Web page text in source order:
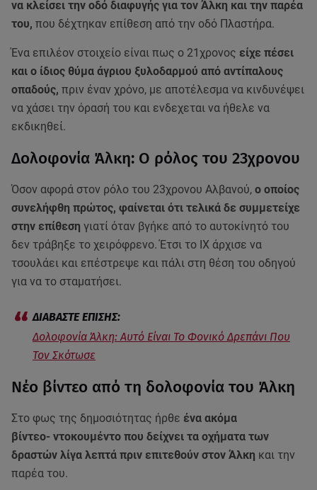
να κλείσει την οδό διαφυγής για τον Άλκη και την παρέα
του, που δέχτηκαν επίθεση από την οδό Πλαστήρα.
Ένα επιλέον στοιχείο είναι πως ο 21χρονος είχε πέσει
και ο ίδιος θύμα άγριου ξυλοδαρμού από αντίπαλους
οπαδούς, πριν έναν χρόνο, με αποτέλεσμα να κινδυνέψει
να χάσει την όρασή του και ενδεχεται να ήθελε να
εκδικηθεί.
Δολοφονία Άλκη: Ο ρόλος του 23χρονου
Όσον αφορά στον ρόλο του 23χρονου Αλβανού, ο οποίος
συνελήφθη πρώτος, φαίνεται ότι τελικά δε συμμετείχε
στην επίθεση γιατί όταν βγήκε από το αυτοκίνητό του
δεν τράβηξε το χειρόφρενο. Έτσι το ΙΧ άρχισε να
τσουλάει και επέστρεψε και πάλι στη θέση του οδηγού
για να το σταματήσει.
Δολοφονία Άλκη: Αυτό Είναι Το Φονικό Δρεπάνι Που
Τον Σκότωσε
Νέο βίντεο από τη δολοφονία του Άλκη
Στο φως της δημοσιότητας ήρθε ένα ακόμα
βίντεο- ντοκουμέντο που δείχνει τα οχήματα των
δραστών λίγα λεπτά πριν επιτεθούν στον Άλκη και την
παρέα του.